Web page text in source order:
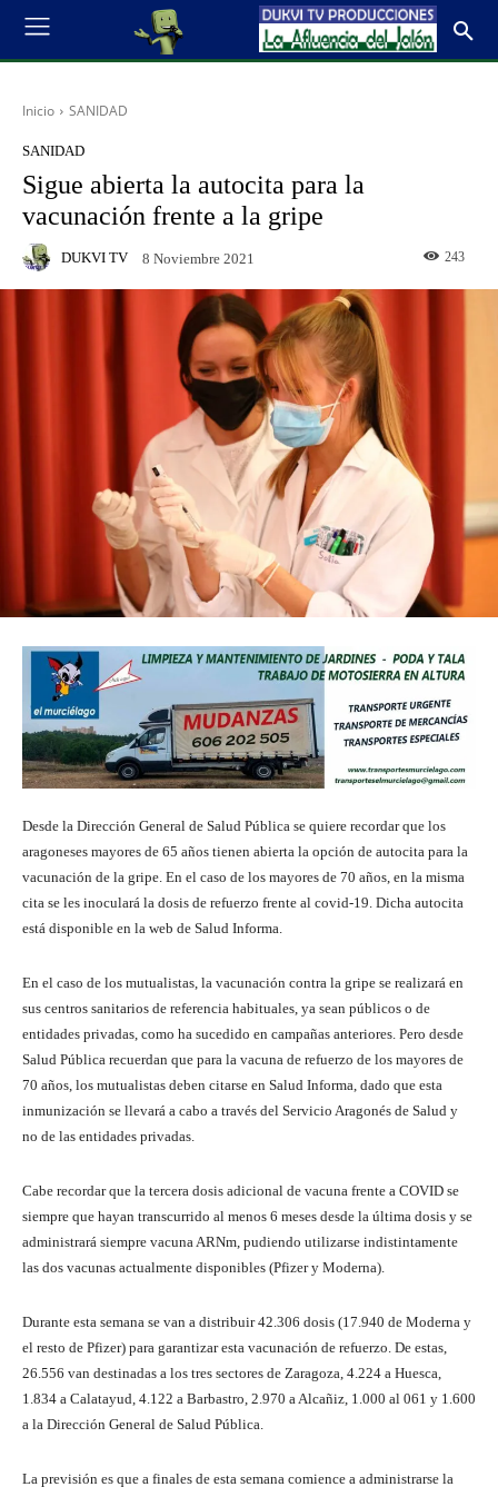
Inicio SANIDAD
SANIDAD
Sigue abierta la autocita para la
vacunación frente a la gripe
DUKVI TV 8 Noviembre 2021 243
Desde la Dirección General de Salud Pública se quiere recordar que los
aragoneses mayores de 65 años tienen abierta la opción de autocita para la
vacunación de la gripe. En el caso de los mayores de 70 años, en la misma
cita se les inoculará la dosis de refuerzo frente al covid-19. Dicha autocita
está disponible en la web de Salud Informa.
En el caso de los mutualistas, la vacunación contra la gripe se realizará en
sus centros sanitarios de referencia habituales, ya sean públicos o de
entidades privadas, como ha sucedido en campañas anteriores. Pero desde
Salud Pública recuerdan que para la vacuna de refuerzo de los mayores de
70 años, los mutualistas deben citarse en Salud Informa, dado que esta
inmunización se llevará a cabo a través del Servicio Aragonés de Salud y
no de las entidades privadas.
Cabe recordar que la tercera dosis adicional de vacuna frente a COVID se
siempre que hayan transcurrido al menos 6 meses desde la última dosis y se
administrará siempre vacuna ARNm, pudiendo utilizarse indistintamente
las dos vacunas actualmente disponibles (Pfizer y Moderna).
Durante esta semana se van a distribuir 42.306 dosis (17.940 de Moderna y
el resto de Pfizer) para garantizar esta vacunación de refuerzo. De estas,
26.556 van destinadas a los tres sectores de Zaragoza, 4.224 a Huesca,
1.834 a Calatayud, 4.122 a Barbastro, 2.970 a Alcañiz, 1.000 al 061 y 1.600
a la Dirección General de Salud Pública.
La previsión es que a finales de esta semana comience a administrarse la